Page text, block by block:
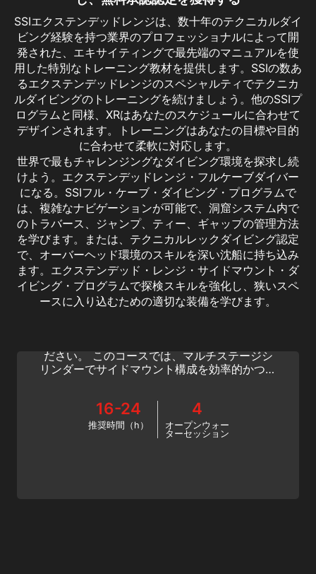
SSIエクステンデッドレンジは、数十年のテクニカルダイ
ビング経験を持つ業界のプロフェッショナルによって開
発された、エキサイティングで最先端のマニュアルを使
用した特別なトレーニング教材を提供します。SSIの数あ
るエクステンデッドレンジのスペシャルティでテクニカ
ルダイビングのトレーニングを続けましょう。他のSSIプ
ログラムと同様、XRはあなたのスケジュールに合わせて
デザインされます。トレーニングはあなたの目標や目的
に合わせて柔軟に対応します。
世界で最もチャレンジングなダイビング環境を探求し続
けよう。エクステンデッドレンジ・フルケーブダイバー
になる。SSIフル・ケーブ・ダイビング・プログラムで
は、複雑なナビゲーションが可能で、洞窟システム内で
のトラバース、ジャンプ、ティー、ギャップの管理方法
を学びます。または、テクニカルレックダイビング認定
で、オーバーヘッド環境のスキルを深い沈船に持ち込み
ます。エクステンデッド・レンジ・サイドマウント・ダ
イビング・プログラムで探検スキルを強化し、狭いスペ
ースに入り込むための適切な装備を学びます。
Extended Range Sidemount
ださい。 このコースでは、マルチステージシ
リンダーでサイドマウント構成を効率的かつ効
16-24
推奨時間（h）
4
オープンウォー
ターセッション